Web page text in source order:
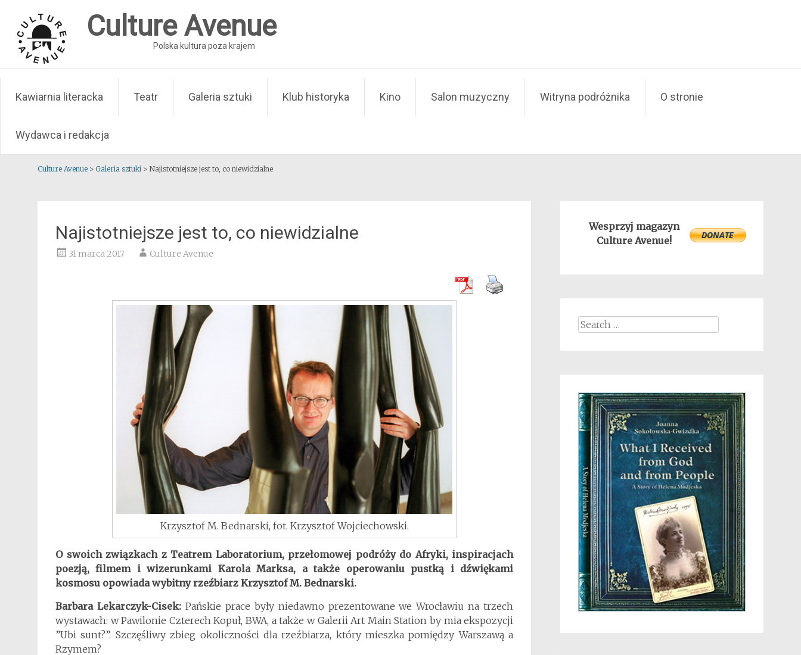
content
Culture Avenue
Polska kultura poza krajem
Kawiarnia literacka Teatr Galeria sztuki Klub historyka Kino Salon muzyczny Witryna podróżnika O stronie
Wydawca i redakcja
Culture Avenue > Galeria sztuki > Najistotniejsze jest to, co niewidzialne
Najistotniejsze jest to, co niewidzialne
31 marca 2017 Culture Avenue
Krzysztof M. Bednarski, fot. Krzysztof Wojciechowski.
O swoich związkach z Teatrem Laboratorium, przełomowej podróży do Afryki, inspiracjach
poezją, filmem i wizerunkami Karola Marksa, a także operowaniu pustką i dźwiękami
kosmosu opowiada wybitny rzeźbiarz Krzysztof M. Bednarski.
Barbara Lekarczyk-Cisek: Pańskie prace były niedawno prezentowane we Wrocławiu na trzech
wystawach: w Pawilonie Czterech Kopuł, BWA, a także w Galerii Art Main Station by mia ekspozycji
”Ubi sunt?”. Szczęśliwy zbieg okoliczności dla rzeźbiarza, który mieszka pomiędzy Warszawą a
Rzymem?
Wesprzyj magazyn
Culture Avenue!
Search